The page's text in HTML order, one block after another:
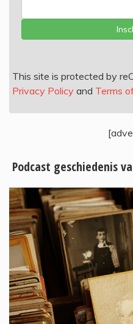
This site is protected by
Privacy Policy and Terms
Podcast geschiedenis